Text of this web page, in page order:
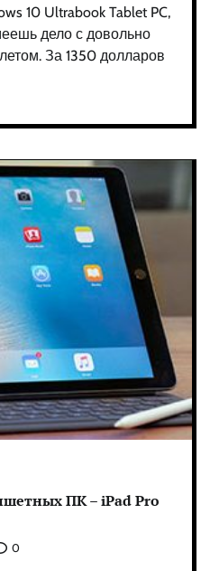
10 Ultrabook Tablet PC,
дело с довольно
За 1350 долларов
ПК – iPad Pro
0